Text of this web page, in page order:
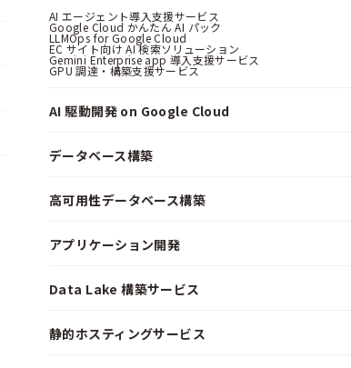
AI エージェント導入支援サービス
Google Cloud かんたん AI パック
LLMOps for Google Cloud
EC サイト向け AI 検索ソリューション
Gemini Enterprise app 導入支援サービス
GPU 調達・構築支援サービス
AI 駆動開発 on Google Cloud
データベース構築
高可用性データベース構築
アプリケーション開発
Data Lake 構築サービス
静的ホスティングサービス